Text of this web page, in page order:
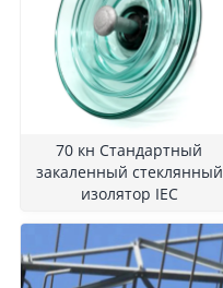
70 кн Стандартный
закаленный стеклянный
изолятор IEC